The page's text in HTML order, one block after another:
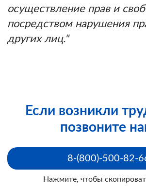
осуществление прав и
посредством нарушения
других лиц."
Если возникли
позвоните
8-(800)-500-82-
Нажмите, чтобы